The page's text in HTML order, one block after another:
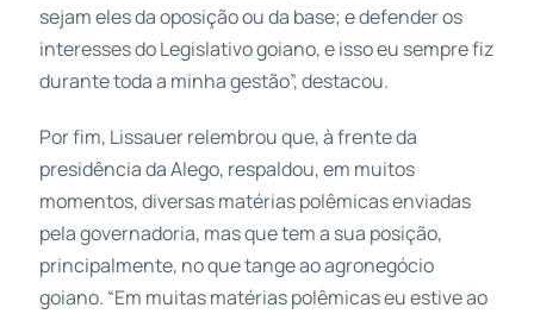
sejam eles da oposição ou da base; e defender os
interesses do Legislativo goiano, e isso eu sempre fiz
durante toda a minha gestão”, destacou.
Por fim, Lissauer relembrou que, à frente da
presidência da Alego, respaldou, em muitos
momentos, diversas matérias polêmicas enviadas
pela governadoria, mas que tem a sua posição,
principalmente, no que tange ao agronegócio
goiano. “Em muitas matérias polêmicas eu estive ao